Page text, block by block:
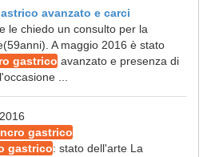
avanzato e carci
le chiedo un consulto per la
A maggio 2016 è stato
gastrico avanzato e presenza di
...
gastrico
gastrico: stato dell'arte La